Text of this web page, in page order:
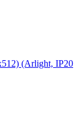
(Arlight, IP20